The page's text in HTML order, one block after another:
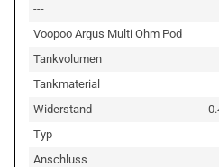
---
Voopoo Argus Multi Ohm Pod
Tankvolumen
Tankmaterial
Widerstand
Typ
Anschluss